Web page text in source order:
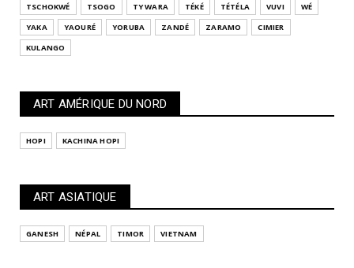
TSCHOKWÉ
TSOGO TY WARA TÉKÉ TÉTÉLA VUVI
WÉ
YAKA
YAOURÉ YORUBA ZANDÉ ZARAMO
CIMIER
KULANGO
ART AMÉRIQUE DU NORD
HOPI KACHINA HOPI
ART ASIATIQUE
GANESH NÉPAL TIMOR VIETNAM